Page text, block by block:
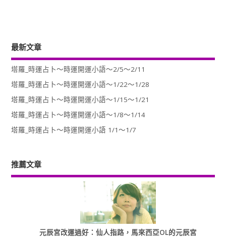
最新文章
塔羅_時運占卜～時運開運小語～2/5～2/11
塔羅_時運占卜～時運開運小語～1/22～1/28
塔羅_時運占卜～時運開運小語～1/15～1/21
塔羅_時運占卜～時運開運小語～1/8～1/14
塔羅_時運占卜～時運開運小語 1/1～1/7
推薦文章
元辰宮改運過好：仙人指路，馬來西亞OL的元辰宮